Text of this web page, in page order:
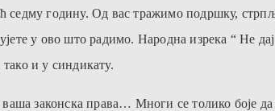
седму годину. Од вас тражимо подршку,
у ово што радимо. Народна изрека “ Не
и у синдикату.
законска права… Многи се толико боје да